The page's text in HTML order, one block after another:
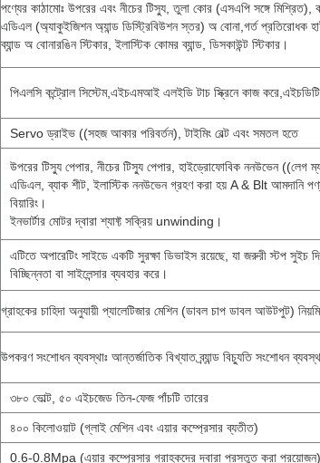
পণ্যের কাঠামোঃ উপরের এবং নীচের টিস্যু, তুলা কোর (এসএপি সঙ্গে মিশ্রিত),
এডিএল (অ্যাকুইজিশন অ্যান্ড ডিস্ট্রিবিউশন স্তর) অ বোনা,গর্ত প্রতিরোধক
ব্যান্ড অ বোনারঙিন স্টিকার, ইলাস্টিক কোমর ব্যান্ড, ডিসকাউন্ট স্টিকার।
পিএলসি কন্ট্রোল সিস্টেম,এইচএমআই এলইডি টাচ স্ক্রিনে কাজ
Servo ড্রাইভ ((সহজ আকার পরিবর্তন), টাইমিং বেল্ট এবং সমতল হতে
উপরের টিস্যু পেপার, নীচের টিস্যু পেপার, হাইড্রোফোবিক ননউভেন ((লেগ
এডিএল, ব্যাক শীট, ইলাস্টিক ননউভেন গ্রহণ করা হয় A & Blt আমদানি
বিয়ারিং।
ইনভার্টার মোটর দ্বারা শ্যাফ্ট সক্রিয় unwinding।
এটিতে অপারেটিং সাইডে একটি সুরক্ষা ডিভাইস রয়েছে, যা জরুরী স্টপ সুইচ
বিচ্ছিন্নতা বা সাইলেন্সার ব্যবহার করে।
গ্রাহকের চাহিদা অনুযায়ী প্যালেটিজার মেশিন (ডাবল চাপ ডাবল আউটপুট)
উপকরণ সংশোধন ব্যবস্থাঃ আন্তর্জাতিক বিখ্যাত ব্র্যান্ড বিচ্যুতি সংশোধন
৩৮০ ভোল্ট, ৫০ এইচজেড তিন-ফেজ পাঁচটি তারের
৪০০ কিলোওয়াট (গ্লাই মেশিন এবং এয়ার কম্প্রেসার ব্যতীত)
0.6-0.8Mpa (এয়ার কম্প্রেসার গ্রাহকদের দ্বারা প্রস্তুত করা প্রয়োজন)